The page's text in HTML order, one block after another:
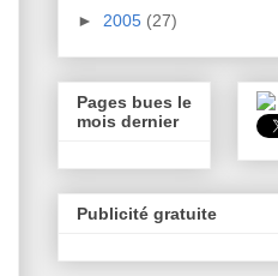
► 2005 (27)
Pages bues le
mois dernier
Publicité gratuite